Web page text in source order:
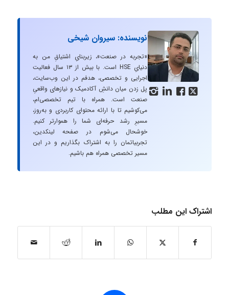
   
نویسنده: سیروان شیخی
«تجربه در صنعت»، زیربنایِ اشتیاقِ من به
دنیایِ HSE است. با بیش از ۱۳ سال فعالیت
اجرایی و تخصصی، هدفم در این وب‌سایت،
پل زدن میان دانشِ آکادمیک و نیازهای واقعیِ
صنعت است. همراه با تیم تخصصی‌ام،
می‌کوشیم تا با ارائه محتوای کاربردی و به‌روز،
مسیرِ رشد حرفه‌ای شما را هموارتر کنیم.
خوشحال می‌شوم در صفحه لینکدین،
تجربیاتمان را به اشتراک بگذاریم و در این
مسیر تخصصی همراه هم باشیم.
اشتراک این مطلب